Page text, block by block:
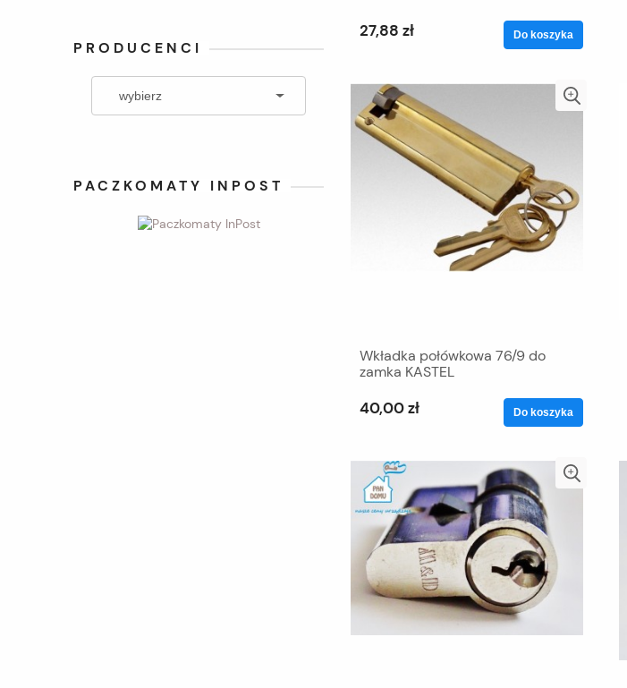
PRODUCENCI
PACZKOMATY INPOST
27,88 zł Do koszyka
Wkładka połówkowa 76/9 do
zamka KASTEL
40,00 zł Do koszyka